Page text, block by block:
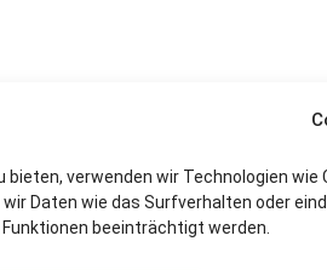
bieten, verwenden wir Technologien
Daten wie das Surfverhalten oder
beeinträchtigt werden.
zu Weihnachtsfeier